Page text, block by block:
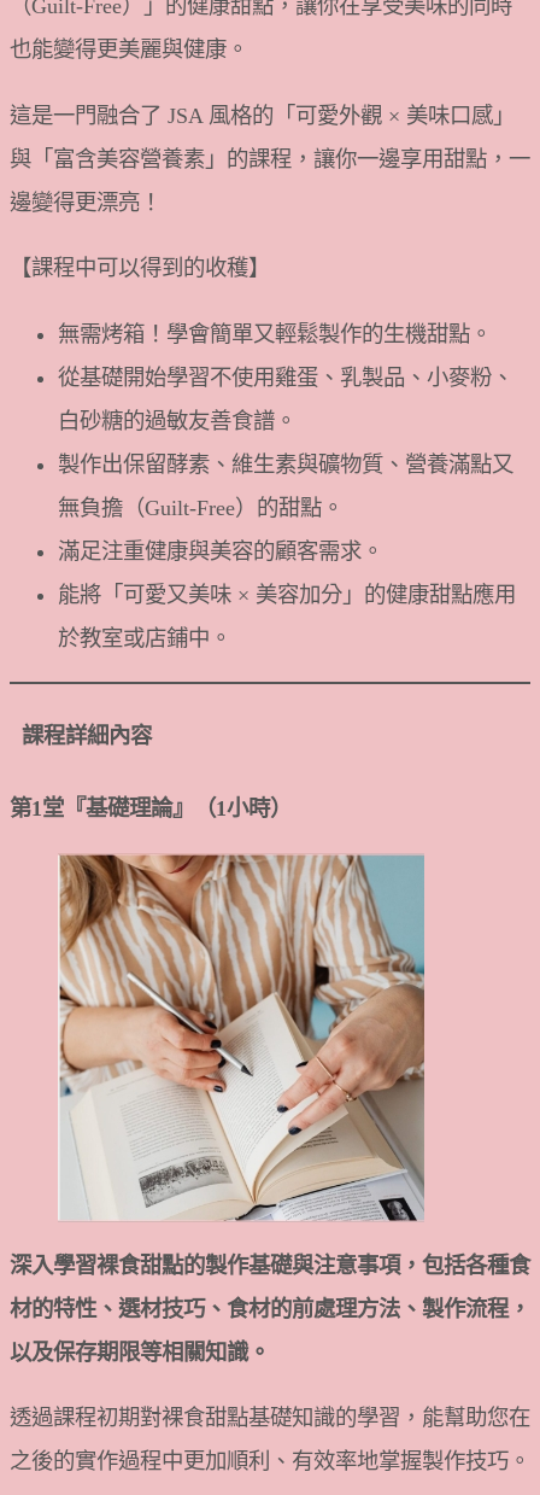
（Guilt-Free）」的健康甜點，讓你在享受美味的同時
也能變得更美麗與健康。
這是一門融合了 JSA 風格的「可愛外觀 × 美味口感」
與「富含美容營養素」的課程，讓你一邊享用甜點，一
邊變得更漂亮！
【課程中可以得到的收穫】
無需烤箱！學會簡單又輕鬆製作的生機甜點。
從基礎開始學習不使用雞蛋、乳製品、小麥粉、
白砂糖的過敏友善食譜。
製作出保留酵素、維生素與礦物質、營養滿點又
無負擔（Guilt-Free）的甜點。
滿足注重健康與美容的顧客需求。
能將「可愛又美味 × 美容加分」的健康甜點應用
於教室或店鋪中。
課程詳細內容
第1堂『基礎理論』 （1小時）
深入學習裸食甜點的製作基礎與注意事項，包括各種食
材的特性、選材技巧、食材的前處理方法、製作流程，
以及保存期限等相關知識。
透過課程初期對裸食甜點基礎知識的學習，能幫助您在
之後的實作過程中更加順利、有效率地掌握製作技巧。